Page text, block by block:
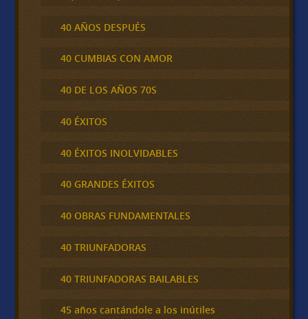
40 AÑOS DESPUÉS
40 CUMBIAS CON AMOR
40 DE LOS AÑOS 70S
40 ÉXITOS
40 ÉXITOS INOLVIDABLES
40 GRANDES ÉXITOS
40 OBRAS FUNDAMENTALES
40 TRIUNFADORAS
40 TRIUNFADORAS BAILABLES
45 años cantándole a los inútiles